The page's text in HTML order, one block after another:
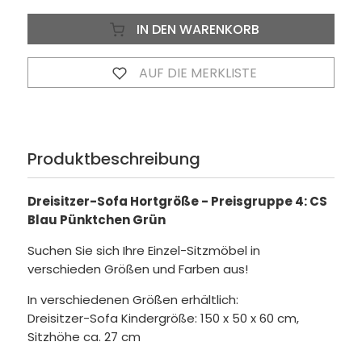
IN DEN WARENKORB
AUF DIE MERKLISTE
Produktbeschreibung
Dreisitzer-Sofa Hortgröße - Preisgruppe 4: CS
Blau Pünktchen Grün
Suchen Sie sich Ihre Einzel-Sitzmöbel in
verschieden Größen und Farben aus!
In verschiedenen Größen erhältlich:
Dreisitzer-Sofa Kindergröße: 150 x 50 x 60 cm,
Sitzhöhe ca. 27 cm